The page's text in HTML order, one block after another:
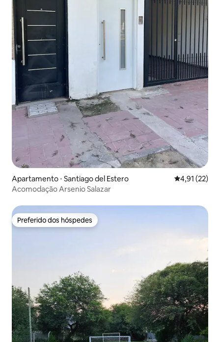
Apartamento ⋅ Santiago del Estero 4,91 de uma
4,91 (22)
Acomodação Arsenio Salazar
Preferido dos hóspedes
Preferido dos hóspedes